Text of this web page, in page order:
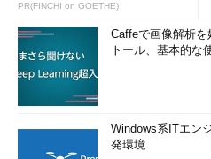
PR(FINCHI on GOETHE)
Caffeで画像解析
トール、基本的な
Windows系ITエン
発環境